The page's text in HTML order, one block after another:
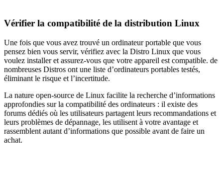
Vérifier la compatibilité de la distribution Linux
Une fois que vous avez trouvé un ordinateur portable que vous
pensez bien vous servir, vérifiez avec la Distro Linux que vous
voulez installer et assurez-vous que votre appareil est compatible. de
nombreuses Distros ont une liste d’ordinateurs portables testés,
éliminant le risque et l’incertitude.
La nature open-source de Linux facilite la recherche d’informations
approfondies sur la compatibilité des ordinateurs : il existe des
forums dédiés où les utilisateurs partagent leurs recommandations et
leurs problèmes de dépannage, les utilisent à votre avantage et
rassemblent autant d’informations que possible avant de faire un
achat.